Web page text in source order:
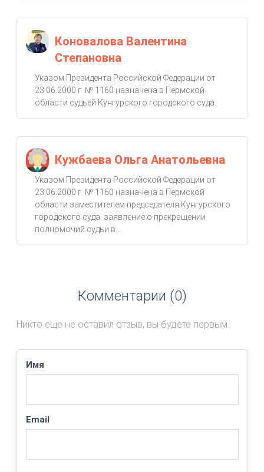
Коновалова Валентина
Степановна
Указом Президента Российской Федерации от
23.06.2000 г. № 1160 назначена в Пермской
области судьей Кунгурского городского суда.
Кужбаева Ольга Анатольевна
Указом Президента Российской Федерации от
23.06.2000 г. № 1160 назначена в Пермской
области заместителем председателя Кунгурского
городского суда. заявление о прекращении
полномочий судьи в...
Комментарии (0)
Никто еще не оставил отзыв, вы будете первым.
Имя
Email